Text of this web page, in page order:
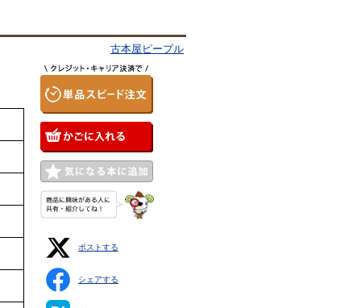
古本屋ピープル
ポストする
シェアする